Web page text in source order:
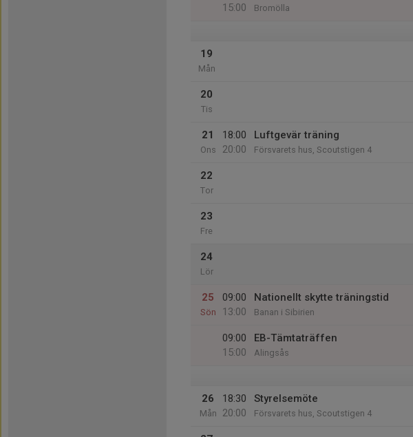
15:00
Bromölla
19
Mån
20
Tis
21
Ons
18:00
20:00
Luftgevär träning
Försvarets hus, Scoutstigen 4
22
Tor
23
Fre
24
Lör
25
Sön
09:00
13:00
Nationellt skytte träningstid
Banan i Sibirien
09:00
15:00
EB-Tämtaträffen
Alingsås
26
Mån
18:30
20:00
Styrelsemöte
Försvarets hus, Scoutstigen 4